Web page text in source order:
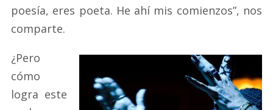
poesía, eres poeta. He ahí mis comienzos”, nos
comparte.
¿Pero
cómo
logra este